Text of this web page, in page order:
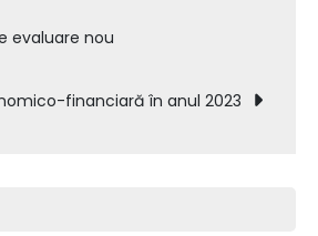
evaluare nou
financiară în anul 2023